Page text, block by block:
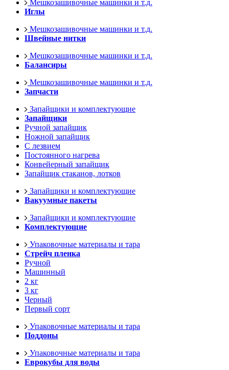
Мешкозашивочные машинки и т.д.
Иглы
Мешкозашивочные машинки и т.д.
Швейные нитки
Мешкозашивочные машинки и т.д.
Балансиры
Мешкозашивочные машинки и т.д.
Запчасти
Запайщики и комплектующие
Запайщики
Ручной запайщик
Ножной запайщик
С лезвием
Постоянного нагрева
Конвейерный запайщик
Запайщик стаканов, лотков
Запайщики и комплектующие
Вакуумные пакеты
Запайщики и комплектующие
Комплектующие
Упаковочные материалы и тара
Стрейч пленка
Ручной
Машинный
2 кг
3 кг
Черный
Первый сорт
Упаковочные материалы и тара
Поддоны
Упаковочные материалы и тара
Еврокубы для воды